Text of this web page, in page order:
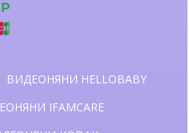
ВИДЕОНЯНИ HELLOBABY
IFAMCARE